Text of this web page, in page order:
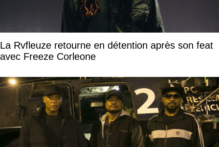
La Rvfleuze retourne en détention après son feat
avec Freeze Corleone